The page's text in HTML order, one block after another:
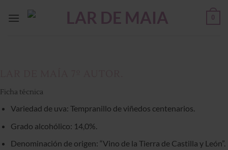
0
Ficha técnica
Variedad de uva: Tempranillo de viñedos centenarios.
Grado alcohólico: 14,0%.
Denominación de origen: “Vino de la Tierra de Castilla y León”.